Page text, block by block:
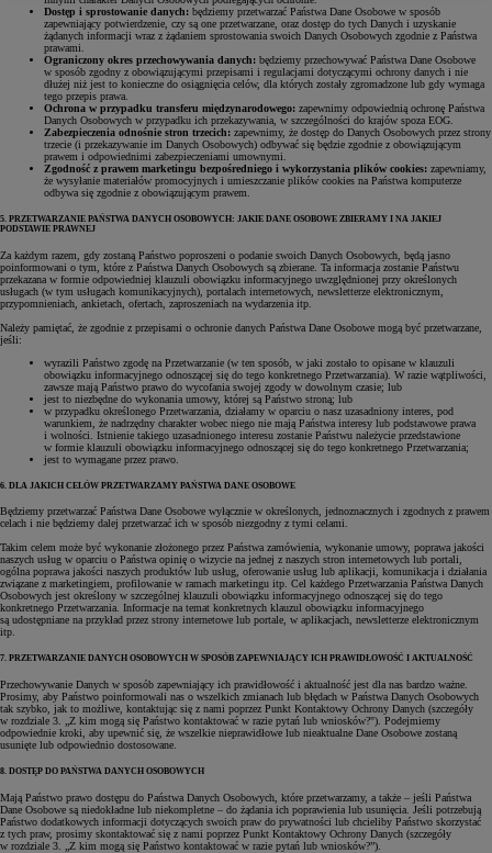
Dostęp i sprostowanie danych: będziemy przetwarzać Państwa Dane Osobowe w sposób
zapewniający potwierdzenie, czy są one przetwarzane, oraz dostęp do tych Danych i uzyskanie
żądanych informacji wraz z żądaniem sprostowania swoich Danych Osobowych zgodnie z Państwa
prawami.
Ograniczony okres przechowywania danych: będziemy przechowywać Państwa Dane Osobowe
w sposób zgodny z obowiązującymi przepisami i regulacjami dotyczącymi ochrony danych i nie
dłużej niż jest to konieczne do osiągnięcia celów, dla których zostały zgromadzone lub gdy wymaga
tego przepis prawa.
Ochrona w przypadku transferu międzynarodowego: zapewnimy odpowiednią ochronę Państwa
Danych Osobowych w przypadku ich przekazywania, w szczególności do krajów spoza EOG.
Zabezpieczenia odnośnie stron trzecich: zapewnimy, że dostęp do Danych Osobowych przez strony
trzecie (i przekazywanie im Danych Osobowych) odbywać się będzie zgodnie z obowiązującym
prawem i odpowiednimi zabezpieczeniami umownymi.
Zgodność z prawem marketingu bezpośredniego i wykorzystania plików cookies: zapewniamy,
że wysyłanie materiałów promocyjnych i umieszczanie plików cookies na Państwa komputerze
odbywa się zgodnie z obowiązującym prawem.
5. PRZETWARZANIE PAŃSTWA DANYCH OSOBOWYCH: JAKIE DANE OSOBOWE ZBIERAMY I NA JAKIEJ
PODSTAWIE PRAWNEJ
Za każdym razem, gdy zostaną Państwo poproszeni o podanie swoich Danych Osobowych, będą jasno
poinformowani o tym, które z Państwa Danych Osobowych są zbierane. Ta informacja zostanie Państwu
przekazana w formie odpowiedniej klauzuli obowiązku informacyjnego uwzględnionej przy określonych
usługach (w tym usługach komunikacyjnych), portalach internetowych, newsletterze elektronicznym,
przypomnieniach, ankietach, ofertach, zaproszeniach na wydarzenia itp.
Należy pamiętać, że zgodnie z przepisami o ochronie danych Państwa Dane Osobowe mogą być przetwarzane,
jeśli:
wyrazili Państwo zgodę na Przetwarzanie (w ten sposób, w jaki zostało to opisane w klauzuli
obowiązku informacyjnego odnoszącej się do tego konkretnego Przetwarzania). W razie wątpliwości,
zawsze mają Państwo prawo do wycofania swojej zgody w dowolnym czasie; lub
jest to niezbędne do wykonania umowy, której są Państwo stroną; lub
w przypadku określonego Przetwarzania, działamy w oparciu o nasz uzasadniony interes, pod
warunkiem, że nadrzędny charakter wobec niego nie mają Państwa interesy lub podstawowe prawa
i wolności. Istnienie takiego uzasadnionego interesu zostanie Państwu należycie przedstawione
w formie klauzuli obowiązku informacyjnego odnoszącej się do tego konkretnego Przetwarzania;
jest to wymagane przez prawo.
6. DLA JAKICH CELÓW PRZETWARZAMY PAŃSTWA DANE OSOBOWE
Będziemy przetwarzać Państwa Dane Osobowe wyłącznie w określonych, jednoznacznych i zgodnych z prawem
celach i nie będziemy dalej przetwarzać ich w sposób niezgodny z tymi celami.
Takim celem może być wykonanie złożonego przez Państwa zamówienia, wykonanie umowy, poprawa jakości
naszych usług w oparciu o Państwa opinię o wizycie na jednej z naszych stron internetowych lub portali,
ogólna poprawa jakości naszych produktów lub usług, oferowanie usług lub aplikacji, komunikacja i działania
związane z marketingiem, profilowanie w ramach marketingu itp. Cel każdego Przetwarzania Państwa Danych
Osobowych jest określony w szczególnej klauzuli obowiązku informacyjnego odnoszącej się do tego
konkretnego Przetwarzania. Informacje na temat konkretnych klauzul obowiązku informacyjnego
są udostępniane na przykład przez strony internetowe lub portale, w aplikacjach, newsletterze elektronicznym
itp.
7. PRZETWARZANIE DANYCH OSOBOWYCH W SPOSÓB ZAPEWNIAJĄCY ICH PRAWIDŁOWOŚĆ I AKTUALNOŚĆ
Przechowywanie Danych w sposób zapewniający ich prawidłowość i aktualność jest dla nas bardzo ważne.
Prosimy, aby Państwo poinformowali nas o wszelkich zmianach lub błędach w Państwa Danych Osobowych
tak szybko, jak to możliwe, kontaktując się z nami poprzez Punkt Kontaktowy Ochrony Danych (szczegóły
w rozdziale 3. „Z kim mogą się Państwo kontaktować w razie pytań lub wniosków?"). Podejmiemy
odpowiednie kroki, aby upewnić się, że wszelkie nieprawidłowe lub nieaktualne Dane Osobowe zostaną
usunięte lub odpowiednio dostosowane.
8. DOSTĘP DO PAŃSTWA DANYCH OSOBOWYCH
Mają Państwo prawo dostępu do Państwa Danych Osobowych, które przetwarzamy, a także – jeśli Państwa
Dane Osobowe są niedokładne lub niekompletne – do żądania ich poprawienia lub usunięcia. Jeśli potrzebują
Państwo dodatkowych informacji dotyczących swoich praw do prywatności lub chcieliby Państwo skorzystać
z tych praw, prosimy skontaktować się z nami poprzez Punkt Kontaktowy Ochrony Danych (szczegóły
w rozdziale 3. „Z kim mogą się Państwo kontaktować w razie pytań lub wniosków?”).